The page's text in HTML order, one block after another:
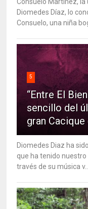
Diomedes Díaz, lo
Consuelo, una niña
5
“Entre El
sencillo del
gran
Diomedes Diaz ha
que ha tenido
través de su música v...